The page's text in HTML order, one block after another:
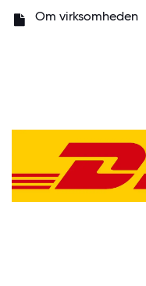
Om virksomheden